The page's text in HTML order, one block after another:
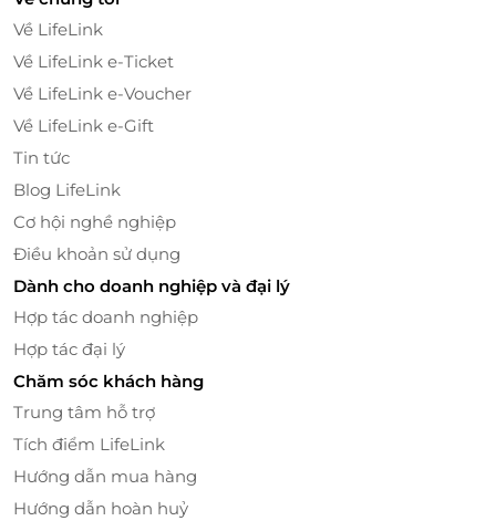
nhiệt tình cùng bài giảng chất lượng, hấp dẫn, King
Truy cậplifelink.vn
Về LifeLink
Về LifeLink e-Ticket
Về LifeLink e-Voucher
Về LifeLink e-Gift
Tin tức
Blog LifeLink
Cơ hội nghề nghiệp
Điều khoản sử dụng
Dành cho doanh nghiệp và đại lý
Hợp tác doanh nghiệp
Hợp tác đại lý
Chăm sóc khách hàng
Trung tâm hỗ trợ
Tích điểm LifeLink
Hướng dẫn mua hàng
Hướng dẫn hoàn huỷ